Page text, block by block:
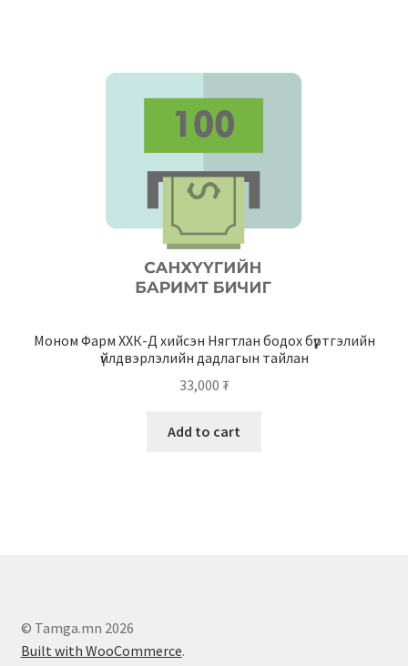
Моном Фарм ХХК-Д хийсэн Нягтлан бодох бүртгэлийн
үйлдвэрлэлийн дадлагын тайлан
33,000 ₮
Add to cart
© Tamga.mn 2026
Built with WooCommerce.